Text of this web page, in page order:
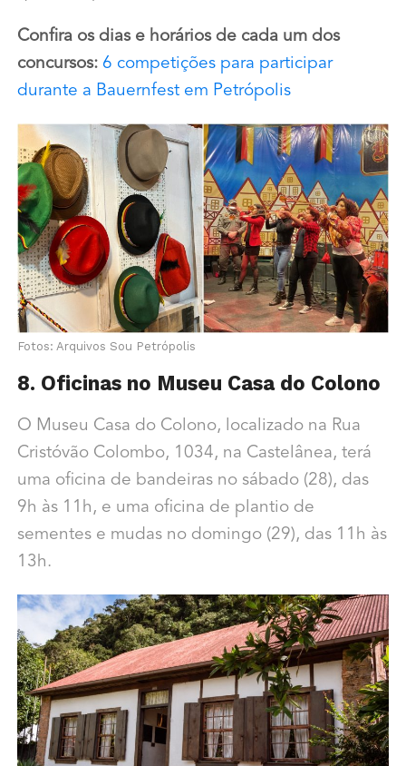
Confira os dias e horários de cada um dos
concursos: 6 competições para participar
durante a Bauernfest em Petrópolis
Fotos: Arquivos Sou Petrópolis
8. Oficinas no Museu Casa do Colono
O Museu Casa do Colono, localizado na Rua
Cristóvão Colombo, 1034, na Castelânea, terá
uma oficina de bandeiras no sábado (28), das
9h às 11h, e uma oficina de plantio de
sementes e mudas no domingo (29), das 11h às
13h.